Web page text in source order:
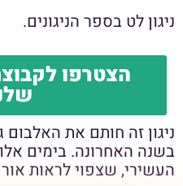
ניגון לט בספר הניגונים.
הצטרפו
בשנה האחרונה. בימים
העשירי, שצפוי לראות